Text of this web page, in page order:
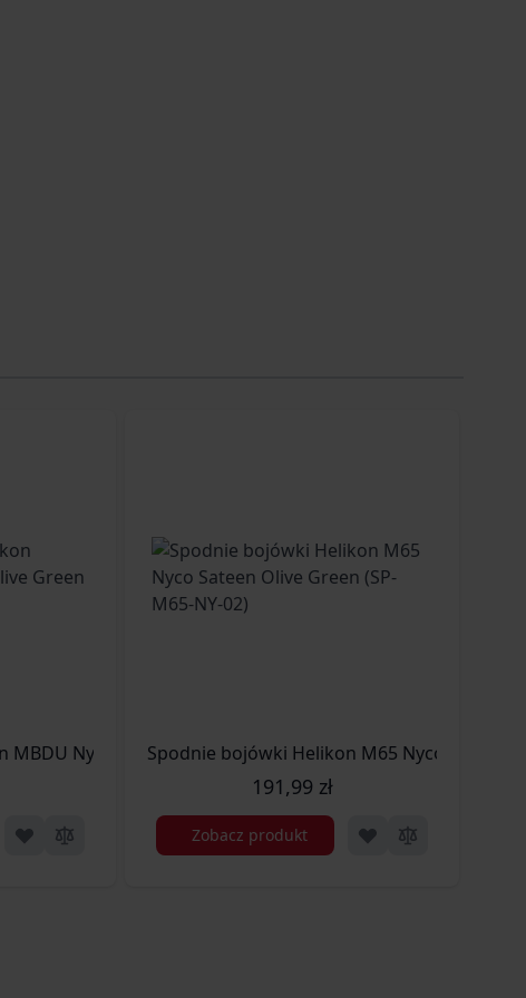
NR-45)MBDU NyCo Ripstop Olive Green (SP-MBD-NR-02)
Spodnie bojówki Helikon M65 Nyco Sateen
191,99 zł
Zobacz produkt